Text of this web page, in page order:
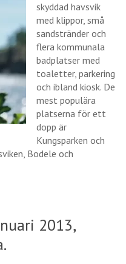
skyddad havsvik
med klippor, små
sandstränder och
flera kommunala
badplatser med
toaletter, parkering
och ibland kiosk. De
mest populära
platserna för ett
dopp är
Kungsparken och
Bodele och
2013,